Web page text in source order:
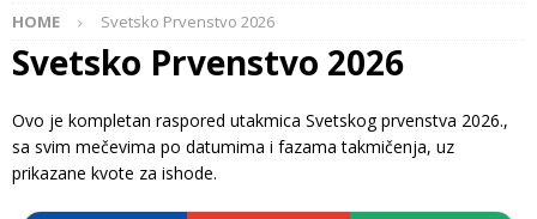
HOME Svetsko Prvenstvo 2026
Svetsko Prvenstvo 2026
Ovo je kompletan raspored utakmica Svetskog prvenstva 2026.,
sa svim mečevima po datumima i fazama takmičenja, uz
prikazane kvote za ishode.